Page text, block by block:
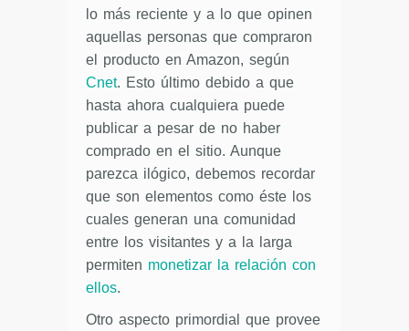
lo más reciente y a lo que opinen
aquellas personas que compraron
el producto en Amazon, según
Cnet. Esto último debido a que
hasta ahora cualquiera puede
publicar a pesar de no haber
comprado en el sitio. Aunque
parezca ilógico, debemos recordar
que son elementos como éste los
cuales generan una comunidad
entre los visitantes y a la larga
permiten monetizar la relación con
ellos.
Otro aspecto primordial que provee